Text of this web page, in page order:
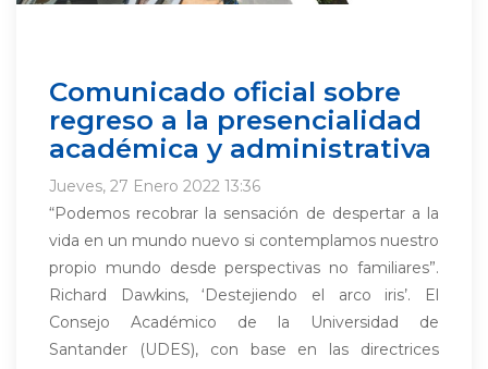
Comunicado oficial sobre
regreso a la presencialidad
académica y administrativa
Jueves, 27 Enero 2022 13:36
“Podemos recobrar la sensación de despertar a la
vida en un mundo nuevo si contemplamos nuestro
propio mundo desde perspectivas no familiares”.
Richard Dawkins, ‘Destejiendo el arco iris’. El
Consejo Académico de la Universidad de
Santander (UDES), con base en las directrices